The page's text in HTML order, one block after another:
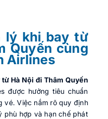
lý khi bay từ
Quyến cùng
Airlines
Hà Nội đi Thâm Quyến
được hưởng tiêu chuẩn
vé. Việc nắm rõ quy định
phù hợp và hạn chế phát